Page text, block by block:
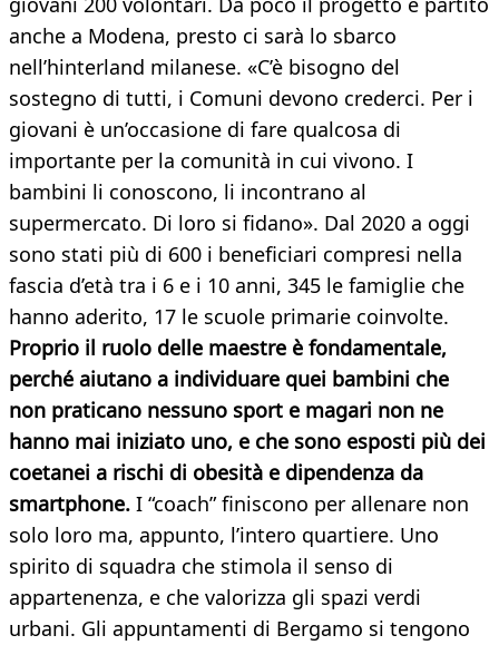
anche a Modena, presto ci sarà lo sbarco
nell’hinterland milanese. «C’è bisogno del
sostegno di tutti, i Comuni devono crederci. Per i
giovani è un’occasione di fare qualcosa di
importante per la comunità in cui vivono. I
bambini li conoscono, li incontrano al
supermercato. Di loro si fidano». Dal 2020 a oggi
sono stati più di 600 i beneficiari compresi nella
fascia d’età tra i 6 e i 10 anni, 345 le famiglie che
hanno aderito, 17 le scuole primarie coinvolte.
Proprio il ruolo delle maestre è fondamentale,
perché aiutano a individuare quei bambini che
non praticano nessuno sport e magari non ne
hanno mai iniziato uno, e che sono esposti più dei
coetanei a rischi di obesità e dipendenza da
smartphone. I “coach” finiscono per allenare non
solo loro ma, appunto, l’intero quartiere. Uno
spirito di squadra che stimola il senso di
appartenenza, e che valorizza gli spazi verdi
urbani. Gli appuntamenti di Bergamo si tengono